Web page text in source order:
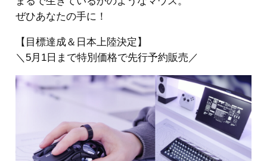
ぜひあなたの手に！
【目標達成＆日本上陸決定】
＼5月1日まで特別価格で先行予約販売／